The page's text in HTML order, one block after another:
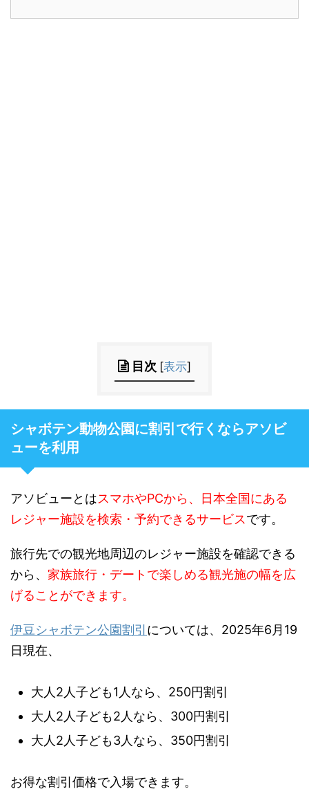
目次 [表示]
シャボテン動物公園に割引で行くならアソビ
ューを利用
アソビューとはスマホやPCから、日本全国にある
レジャー施設を検索・予約できるサービスです。
旅行先での観光地周辺のレジャー施設を確認できる
から、 家族旅行・デートで楽しめる観光施の幅を広
げることができます。
伊豆シャボテン公園割引 については、2025年6月19
日現在、
大人2人子ども1人なら、250円割引
大人2人子ども2人なら、300円割引
大人2人子ども3人なら、350円割引
お得な割引価格で入場できます。